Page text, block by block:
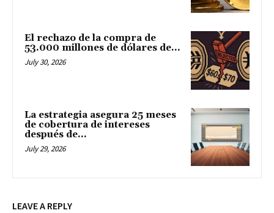
El rechazo de la compra de
53.000 millones de dólares de...
July 30, 2026
La estrategia asegura 25 meses
de cobertura de intereses
después de...
July 29, 2026
LEAVE A REPLY